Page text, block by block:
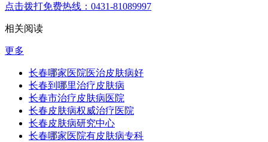
点击拨打免费热线：0431-81089997
相关阅读
更多
长春哪家医院医治皮肤病好
长春到哪里治疗皮肤病
长春市治疗皮肤病医院
长春皮肤病权威治疗医院
长春皮肤病研究中心
长春哪家医院有皮肤病专科